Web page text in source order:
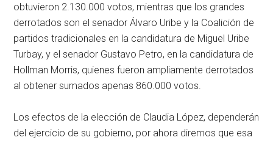
obtuvieron 2.130.000 votos, mientras que los grandes
derrotados son el senador Álvaro Uribe y la Coalición de
partidos tradicionales en la candidatura de Miguel Uribe
Turbay, y el senador Gustavo Petro, en la candidatura de
Hollman Morris, quienes fueron ampliamente derrotados
al obtener sumados apenas 860.000 votos.
Los efectos de la elección de Claudia López, dependerán
del ejercicio de su gobierno, por ahora diremos que esa